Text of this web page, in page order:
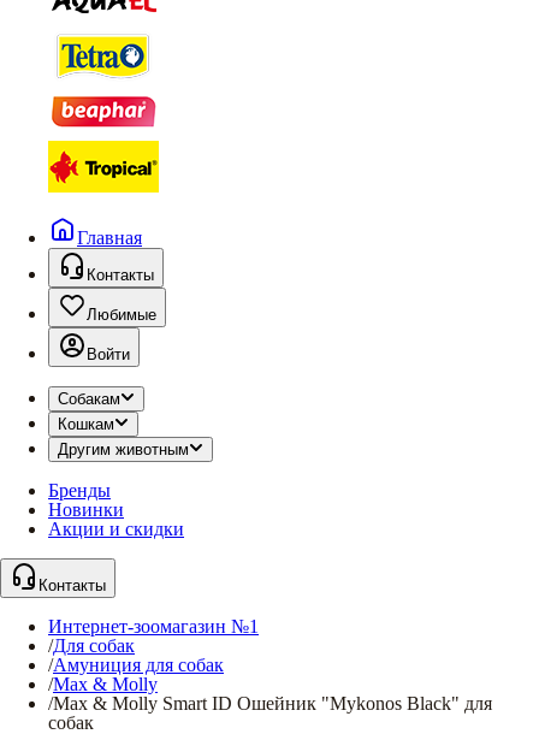
Главная
Контакты
Любимые
Войти
Собакам
Кошкам
Другим животным
Бренды
Новинки
Акции и скидки
Контакты
Интернет-зоомагазин №1
/Для собак
/Амуниция для собак
/Max & Molly
/Max & Molly Smart ID Ошейник "Mykonos Black" для
собак